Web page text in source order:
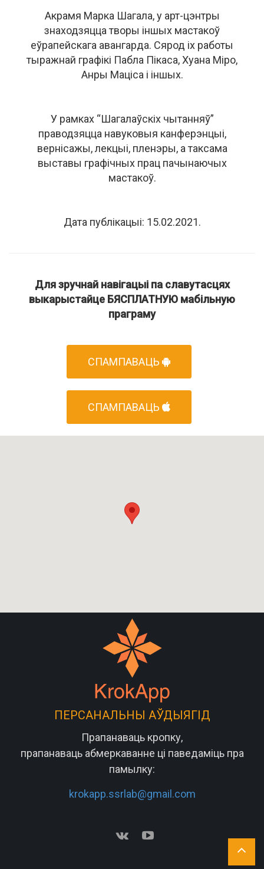
Акрамя Марка Шагала, у арт-цэнтры
знаходзяцца творы іншых мастакоў
еўрапейскага авангарда. Сярод іх работы
тыражнай графікі Пабла Пікаса, Хуана Міро,
Анры Маціса і іншых.
У рамках “Шагалаўскіх чытанняў”
праводзяцца навуковыя канферэнцыі,
вернісажы, лекцыі, пленэры, а таксама
выставы графічных прац пачынаючых
мастакоў.
Дата публікацыі: 15.02.2021.
Для зручнай навігацыі па славутасцях
выкарыстайце БЯСПЛАТНУЮ мабільную
праграму
СПАМПАВАЦЬ
СПАМПАВАЦЬ
ПЕРСАНАЛЬНЫ АЎДЫЯГІД
Прапанаваць кропку,
прапанаваць абмеркаванне ці паведаміць пра
памылку:
krokapp.ssrlab@gmail.com